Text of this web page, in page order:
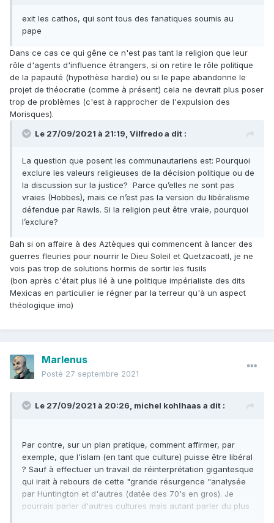
exit les cathos, qui sont tous des fanatiques soumis au
pape
Dans ce cas ce qui gêne ce n'est pas tant la religion que leur
rôle d'agents d'influence étrangers, si on retire le rôle politique
de la papauté (hypothèse hardie) ou si le pape abandonne le
projet de théocratie (comme à présent) cela ne devrait plus poser
trop de problèmes (c'est à rapprocher de l'expulsion des
Morisques).
Le 27/09/2021 à 21:19, Vilfredoa dit :
La question que posent les communautariens est: Pourquoi
exclure les valeurs religieuses de la décision politique ou de
la discussion sur la justice? Parce qu’elles ne sont pas
vraies (Hobbes), mais ce n’est pas la version du libéralisme
défendue par Rawls. Si la religion peut être vraie, pourquoi
l’exclure?
Bah si on affaire à des Aztèques qui commencent à lancer des
guerres fleuries pour nourrir le Dieu Soleil et Quetzacoatl, je ne
vois pas trop de solutions hormis de sortir les fusils
(bon après c'était plus lié à une politique impérialiste des dits
Mexicas en particulier ie régner par la terreur qu'à un aspect
théologique imo)
Marlenus
Posté 27 septembre 2021
Le 27/09/2021 à 20:26, michel kohlhaas a dit :
Par contre, sur un plan pratique, comment affirmer, par
exemple, que l'islam (en tant que culture) puisse être libéral
? Sauf à effectuer un travail de réinterprétation gigantesque
qui irait à rebours de cette "grande résurgence "analysée
par Huntington et d'autres (datée des 70's en gros). Je
pourrais parler d'autres cultures mais autant parler du plus